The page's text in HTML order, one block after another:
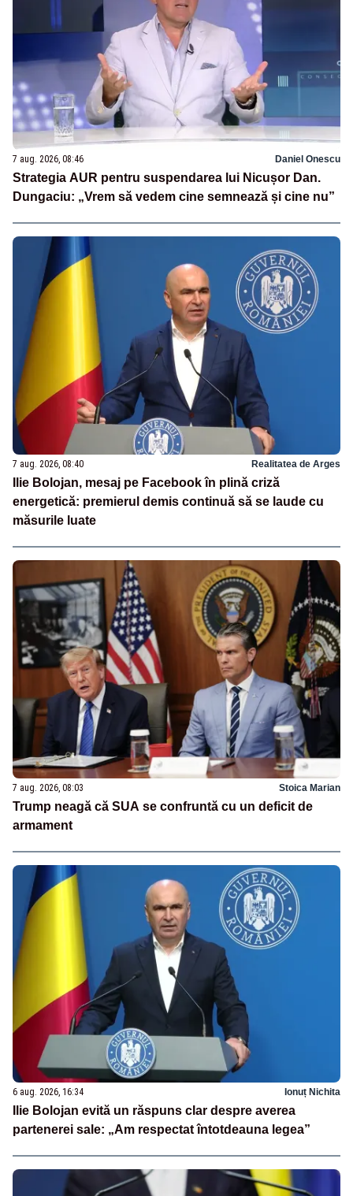
7 aug. 2026, 08:46 Daniel Onescu
Strategia AUR pentru suspendarea lui Nicușor Dan.
Dungaciu: „Vrem să vedem cine semnează și cine nu”
7 aug. 2026, 08:40 Realitatea de Arges
Ilie Bolojan, mesaj pe Facebook în plină criză
energetică: premierul demis continuă să se laude cu
măsurile luate
7 aug. 2026, 08:03 Stoica Marian
Trump neagă că SUA se confruntă cu un deficit de
armament
6 aug. 2026, 16:34 Ionuț Nichita
Ilie Bolojan evită un răspuns clar despre averea
partenerei sale: „Am respectat întotdeauna legea”